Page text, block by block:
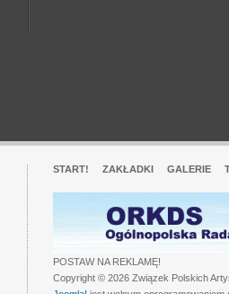
START! ZAKŁADKI GALERIE
POSTAW NA REKLAMĘ!
Copyright © 2026 Związek Polskich